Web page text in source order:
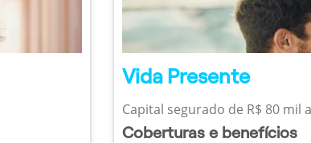
Vida Presente
Capital segurado de R$ 80 mil
Coberturas e benefícios